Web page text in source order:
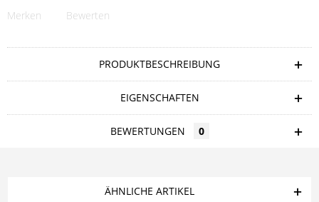
Merken Bewerten
PRODUKTBESCHREIBUNG
EIGENSCHAFTEN
BEWERTUNGEN 0
ÄHNLICHE ARTIKEL